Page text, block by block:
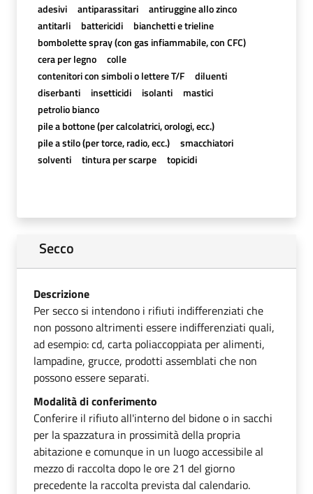
adesivi
antiparassitari
antiruggine allo zinco
antitarli
battericidi
bianchetti e trieline
bombolette spray (con gas infiammabile, con CFC)
cera per legno
colle
contenitori con simboli o lettere T/F
diluenti
diserbanti
insetticidi isolanti
mastici
petrolio bianco
pile a bottone (per calcolatrici, orologi, ecc.)
pile a stilo (per torce, radio, ecc.)
smacchiatori
solventi
tintura per scarpe topicidi
Secco
Descrizione
Per secco si intendono i rifiuti indifferenziati che
non possono altrimenti essere indifferenziati quali,
ad esempio: cd, carta poliaccoppiata per alimenti,
lampadine, grucce, prodotti assemblati che non
possono essere separati.
Modalità di conferimento
Conferire il rifiuto all'interno del bidone o in sacchi
per la spazzatura in prossimità della propria
abitazione e comunque in un luogo accessibile al
mezzo di raccolta dopo le ore 21 del giorno
precedente la raccolta prevista dal calendario.